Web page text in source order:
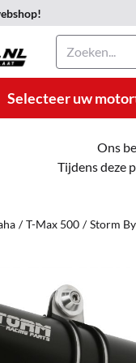
Zoeken
Selecteer uw
Ons
Tijdens deze
/ T-Max 500 / Storm